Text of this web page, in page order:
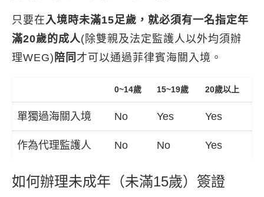
只要在入境時未滿15足歲，就必須有一名指定年
滿20歲的成人(除雙親及法定監護人以外均須辦
理WEG) 陪同 才可以通過菲律賓海關入境。
0~14歲 15~19歲 20歲以上
單獨過海關入境 No Yes Yes
作為代理監護人 No No Yes
如何辦理未成年（未滿15歲）簽證